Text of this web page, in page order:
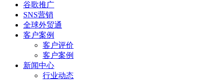
谷歌推广
SNS营销
全球外贸通
客户案例
客户评价
客户案例
新闻中心
行业动态